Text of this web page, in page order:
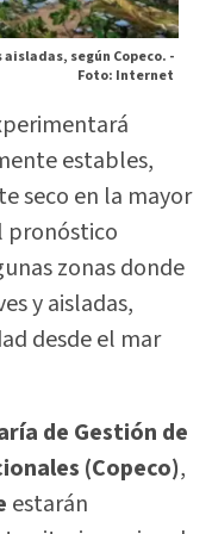
según Copeco. -
Foto: Internet
estables,
seco en la mayor
pronóstico
zonas donde
y aisladas,
desde el mar
de Gestión de
(Copeco),
estarán